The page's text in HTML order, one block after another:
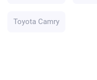
Toyota Camry